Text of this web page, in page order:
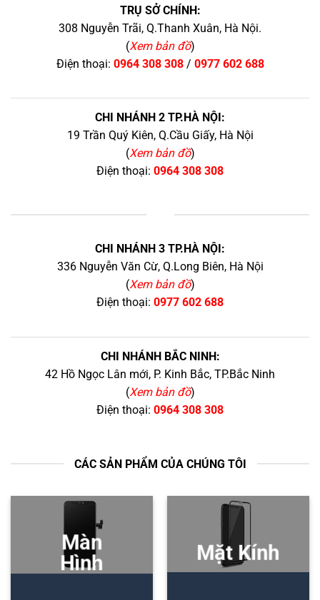
TRỤ SỞ CHÍNH:
308 Nguyễn Trãi, Q.Thanh Xuân, Hà Nội.
(Xem bản đồ)
Điện thoại: 0964 308 308/ 0977 602 688
CHI NHÁNH 2 TP.HÀ NỘI:
19 Trần Quý Kiên, Q.Cầu Giấy, Hà Nội
(Xem bản đồ)
Điện thoại: 0964 308 308
CHI NHÁNH 3 TP.HÀ NỘI:
336 Nguyễn Văn Cừ, Q.Long Biên, Hà Nội
(Xem bản đồ)
Điện thoại: 0977 602 688
CHI NHÁNH BẮC NINH:
42 Hồ Ngọc Lân mới, P. Kinh Bắc, TP.Bắc Ninh
(Xem bản đồ)
Điện thoại: 0964 308 308
CÁC SẢN PHẨM CỦA CHÚNG TÔI
Màn
Hình
Mặt Kính